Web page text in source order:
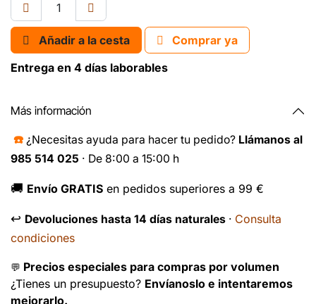
Añadir a la cesta
Comprar ya
Entrega en 4 días laborables
Más información
☎️ ¿Necesitas ayuda para hacer tu pedido? Llámanos al
985 514 025 · De 8:00 a 15:00 h
🚚 Envío GRATIS en pedidos superiores a 99 €
↩️ Devoluciones hasta 14 días naturales · Consulta
condiciones
💬 Precios especiales para compras por volumen
¿Tienes un presupuesto? Envíanoslo e intentaremos
mejorarlo.